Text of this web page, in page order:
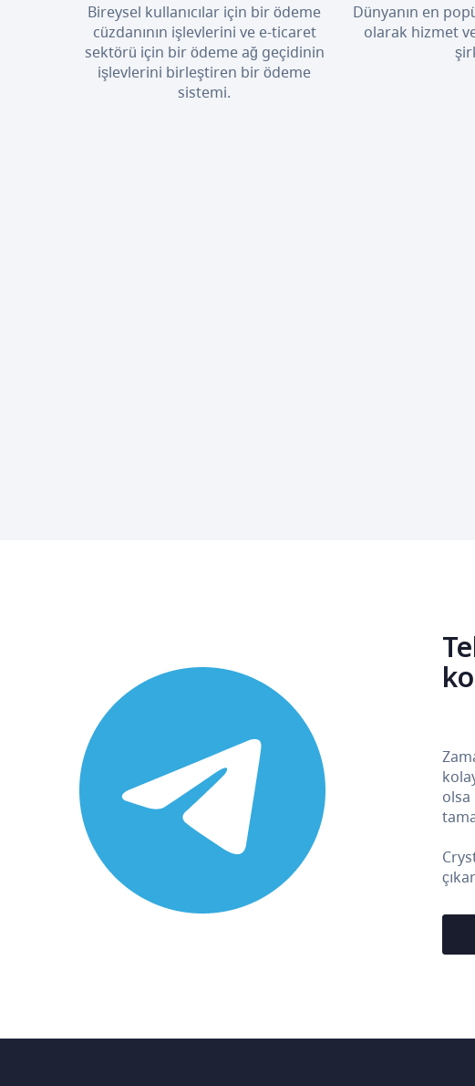
Bireysel kullanıcılar için bir ödeme
cüzdanının işlevlerini ve e-ticaret
sektörü için bir ödeme ağ geçidinin
işlevlerini birleştiren bir ödeme
sistemi.
Dünyanın en
olarak hizmet
olsa